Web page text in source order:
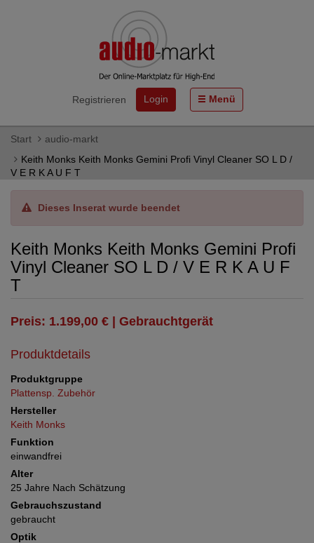
Registrieren Login Menü
Start
audio-markt
Keith Monks Keith Monks Gemini Profi Vinyl Cleaner SO L D /
V E R K A U F T
Dieses Inserat wurde beendet
Keith Monks Keith Monks Gemini Profi
Vinyl Cleaner SO L D / V E R K A U F
T
Preis: 1.199,00 € | Gebrauchtgerät
Produktdetails
Produktgruppe
Plattensp. Zubehör
Hersteller
Keith Monks
Funktion
einwandfrei
Alter
25 Jahre Nach Schätzung
Gebrauchszustand
gebraucht
Optik